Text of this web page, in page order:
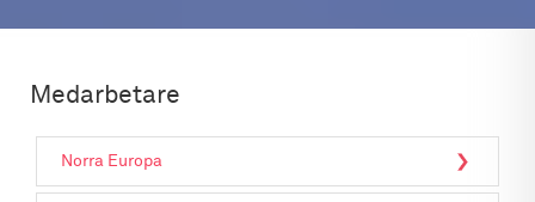
Medarbetare
Norra Europa